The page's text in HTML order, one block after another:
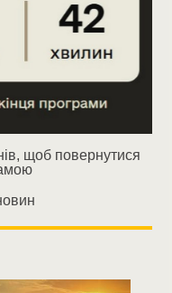
щоб повернутися